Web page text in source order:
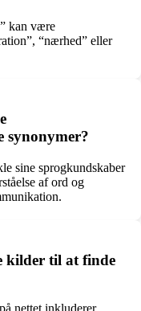
kan være
“nærhed” eller
synonymer?
sine sprogkundskaber
af ord og
kilder til at finde